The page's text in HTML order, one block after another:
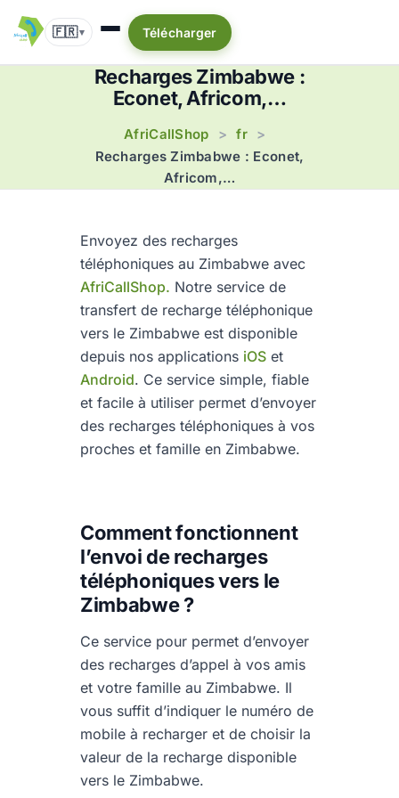
🇫🇷▾ Télécharger
Recharges Zimbabwe :
Econet, Africom,…
AfriCallShop > fr >
Recharges Zimbabwe : Econet,
Africom,…
Envoyez des recharges
téléphoniques au Zimbabwe avec
AfriCallShop. Notre service de
transfert de recharge téléphonique
vers le Zimbabwe est disponible
depuis nos applications iOS et
Android. Ce service simple, fiable
et facile à utiliser permet d’envoyer
des recharges téléphoniques à vos
proches et famille en Zimbabwe.
Comment fonctionnent
l’envoi de recharges
téléphoniques vers le
Zimbabwe ?
Ce service pour permet d’envoyer
des recharges d’appel à vos amis
et votre famille au Zimbabwe. Il
vous suffit d’indiquer le numéro de
mobile à recharger et de choisir la
valeur de la recharge disponible
vers le Zimbabwe.